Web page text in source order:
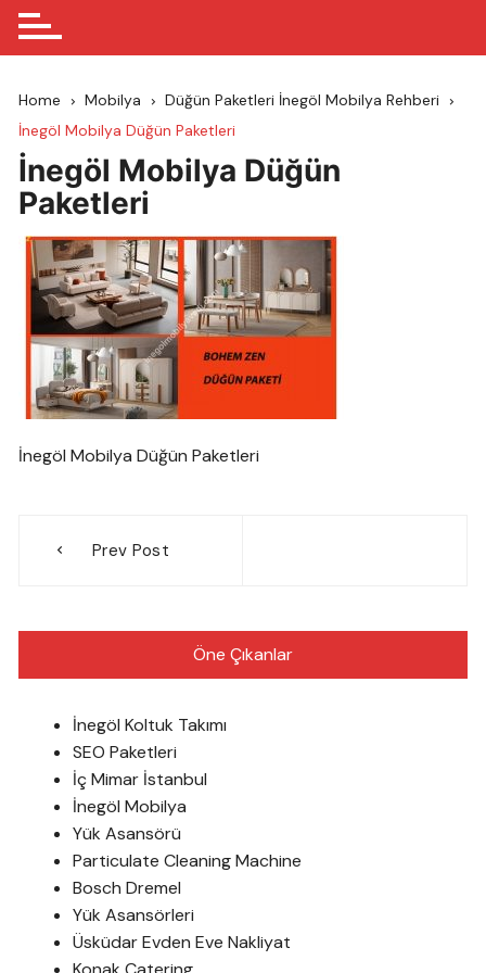
Home Mobilya
Düğün Paketleri İnegöl Mobilya Rehberi
İnegöl Mobilya Düğün Paketleri
İnegöl Mobilya Düğün
Paketleri
İnegöl Mobilya Düğün Paketleri
gezinmesi
Prev Post
Öne Çıkanlar
İnegöl Koltuk Takımı
SEO Paketleri
İç Mimar İstanbul
İnegöl Mobilya
Yük Asansörü
Particulate Cleaning Machine
Bosch Dremel
Yük Asansörleri
Üsküdar Evden Eve Nakliyat